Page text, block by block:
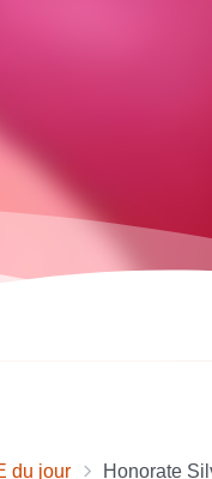
du jour Honorate